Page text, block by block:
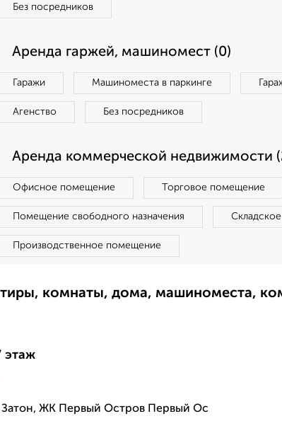
Без посредников
Аренда гаржей, машиномест (0)
Гаражи Машиноместа в паркинге
Агенство Без посредников
Аренда коммерческой недвижимости
Офисное помещение Торговое помещение
Помещение свободного назначения
Производственное помещение
комнаты, дома, машиноместа,
этаж
Затон, ЖК Первый Остров Первый Ос